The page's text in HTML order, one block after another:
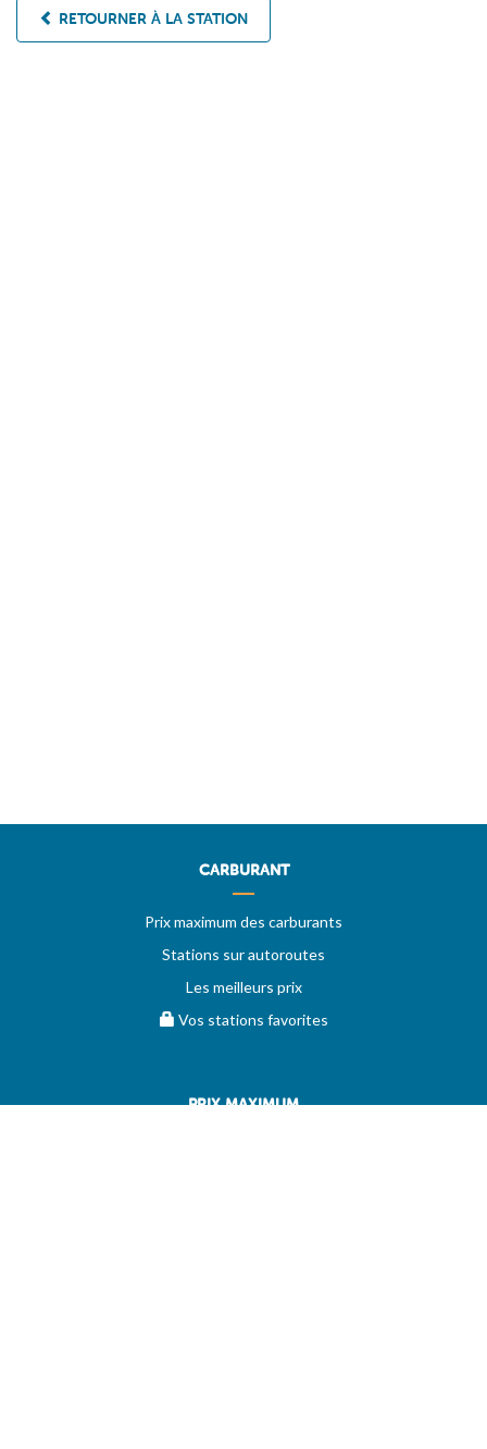
RETOURNER À LA STATION
CARBURANT
Prix maximum des carburants
Stations sur autoroutes
Les meilleurs prix
Vos stations favorites
PRIX MAXIMUM